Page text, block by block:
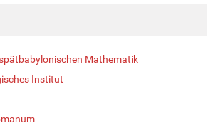
Mathematik
Institut